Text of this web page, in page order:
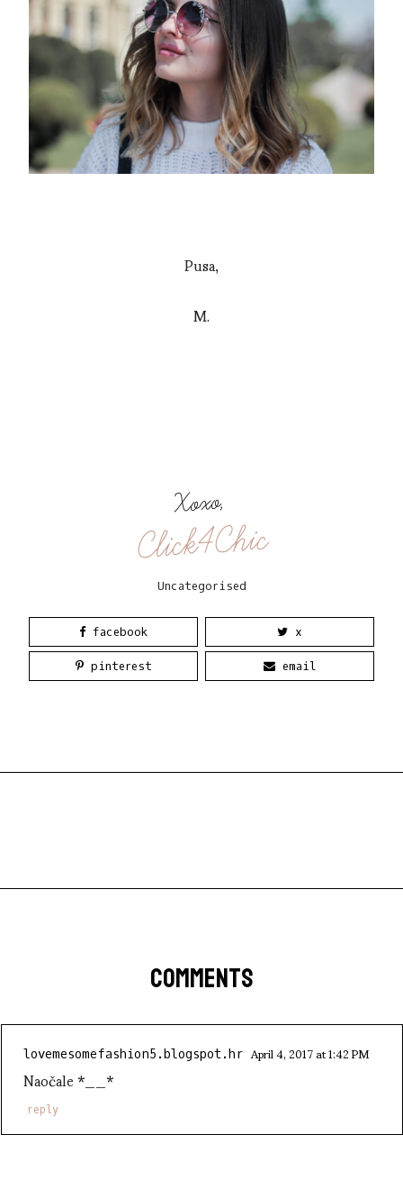
Pusa,
M.
Xoxo,
Click4Chic
Uncategorised
facebook x
pinterest email
COMMENTS
lovemesomefashion5.blogspot.hr April 4, 2017 at 1:42 PM
Naočale *__*
reply